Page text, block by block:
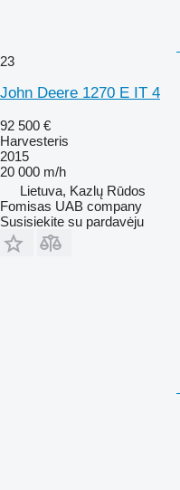
23
John Deere 1270 E IT 4
92 500 €
Harvesteris
2015
20 000 m/h
Lietuva, Kazlų Rūdos
Fomisas UAB company
Susisiekite su pardavėju